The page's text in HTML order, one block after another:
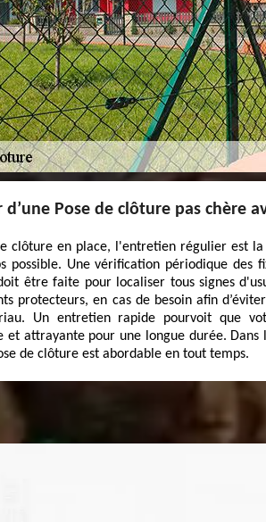
Pose de clôture pas chère
clôture en place, l'entretien régulier est la
possible. Une vérification périodique des
être faite pour localiser tous signes
protecteurs, en cas de besoin afin
Un entretien rapide pourvoit que
et attrayante pour une longue durée.
de clôture est abordable en tout temps.